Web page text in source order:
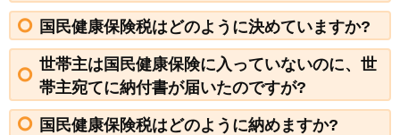
国民健康保険税はどのように決めていますか?
世帯主は国民健康保険に入っていないのに、世
帯主宛てに納付書が届いたのですが?
国民健康保険税はどのように納めますか?